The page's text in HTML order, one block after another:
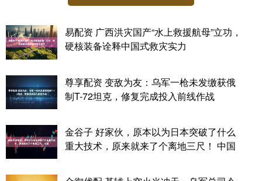
易配资 广西洪灾国产“水上救援航母”立功，
硬核装备诠释中国式救灾实力
尊享配资 变敌为友：乌军一枪未发缴获俄
制T-72坦克，修复完成投入前线作战
金谷子 好家伙，原本以为日本突破了什么
重大技术，原来就来了个离地三尺！ 中国